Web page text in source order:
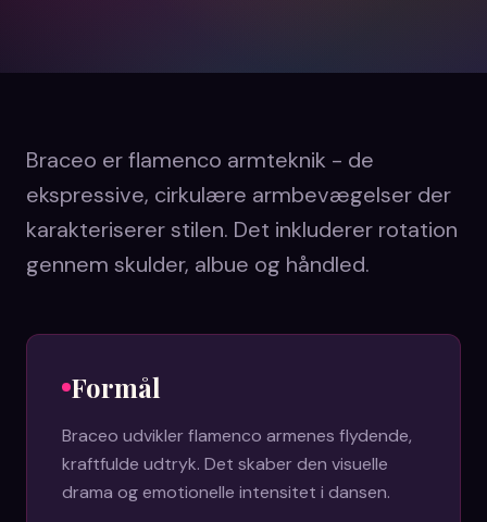
Braceo er flamenco armteknik - de
ekspressive, cirkulære armbevægelser der
karakteriserer stilen. Det inkluderer rotation
gennem skulder, albue og håndled.
Formål
Braceo udvikler flamenco armenes flydende,
kraftfulde udtryk. Det skaber den visuelle
drama og emotionelle intensitet i dansen.